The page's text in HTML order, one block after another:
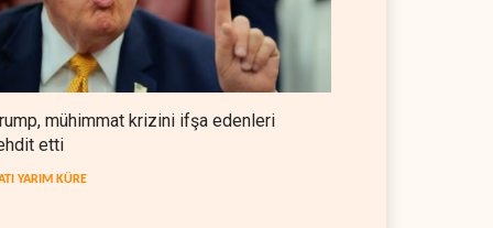
mühimmat krizini ifşa edenleri
etti
YARIM KÜRE